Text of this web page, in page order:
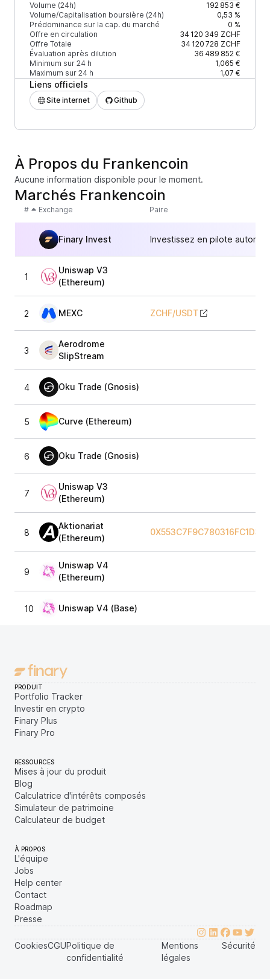
Volume (24h)
192 853 €
Volume/Capitalisation boursière (24h)
0,53 %
Prédominance sur la cap. du marché
0 %
Offre en circulation
34 120 349 ZCHF
Offre Totale
34 120 728 ZCHF
Évaluation après dilution
36 489 852 €
Minimum sur 24 h
1,065 €
Maximum sur 24 h
1,07 €
Liens officiels
Site internet Github
À Propos du Frankencoin
Aucune information disponible pour le moment.
Marchés Frankencoin
# Exchange Paire
Finary Invest Investissez en pilote
1
Uniswap V3
(Ethereum)
2 MEXC ZCHF/USDT
3
Aerodrome
SlipStream
4 Oku Trade (Gnosis)
5 Curve (Ethereum)
6 Oku Trade (Gnosis)
7
Uniswap V3
(Ethereum)
8
Aktionariat
(Ethereum)
9
Uniswap V4
(Ethereum)
10 Uniswap V4 (Base)
PRODUIT
Portfolio Tracker
Investir en crypto
Finary Plus
Finary Pro
RESSOURCES
Mises à jour du produit
Blog
Calculatrice d'intérêts composés
Simulateur de patrimoine
Calculateur de budget
À PROPOS
L'équipe
Jobs
Help center
Contact
Roadmap
Presse
CookiesCGUPolitique de
confidentialité
Mentions
légales
Sécurité